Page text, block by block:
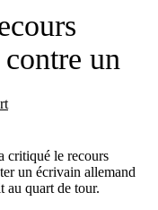
un
critiqué le recours
un écrivain allemand
au quart de tour.